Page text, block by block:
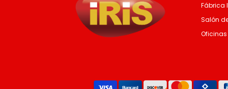
Fábrica
Salón